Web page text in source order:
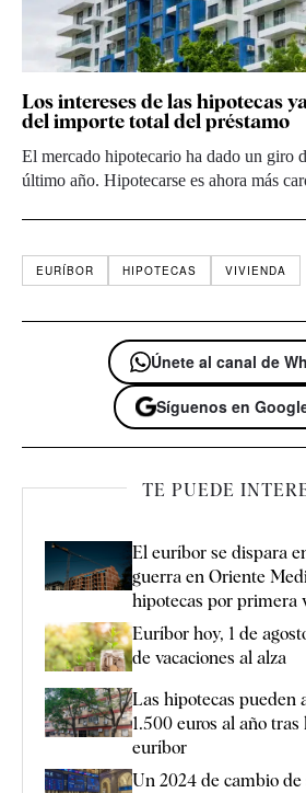
Los intereses de las hipotecas
del importe total del préstamo
El mercado hipotecario ha dado un giro
último año. Hipotecarse es ahora más
EURÍBOR HIPOTECAS VIVIENDA
Únete al canal de
Síguenos en
TE PUEDE
El euríbor se dispara
guerra en Oriente
hipotecas por primera
Euríbor hoy, 1 de
de vacaciones al alza
Las hipotecas pueden
1.500 euros al año tras
euríbor
Un 2024 de cambio